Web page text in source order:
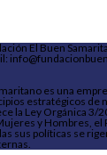
El Buen
es una
estratégicos de
la Ley Orgánica 3/
y Hombres, el
sus políticas se